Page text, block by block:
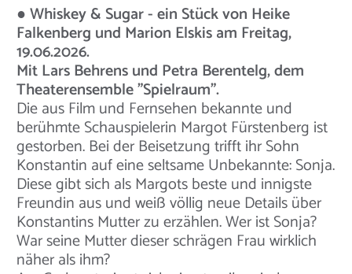
● Whiskey & Sugar - ein Stück von Heike
Falkenberg und Marion Elskis am Freitag,
19.06.2026.
Mit Lars Behrens und Petra Berentelg, dem
Theaterensemble "Spielraum".
Die aus Film und Fernsehen bekannte und
berühmte Schauspielerin Margot Fürstenberg ist
gestorben. Bei der Beisetzung trifft ihr Sohn
Konstantin auf eine seltsame Unbekannte: Sonja.
Diese gibt sich als Margots beste und innigste
Freundin aus und weiß völlig neue Details über
Konstantins Mutter zu erzählen. Wer ist Sonja?
War seine Mutter dieser schrägen Frau wirklich
näher als ihm?